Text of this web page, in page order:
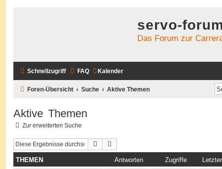
servo-
Das Forum zur
Schnellzugriff FAQ Kalender
Foren-Übersicht Suche Aktive Themen
Aktive Themen
Zur erweiterten Suche
Suche
THEMEN Antworten Zugriffe